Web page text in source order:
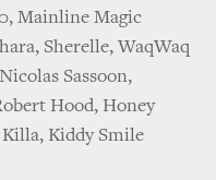
Mainline Magic
Sherelle, WaqWaq
Sassoon,
Hood, Honey
Kiddy Smile